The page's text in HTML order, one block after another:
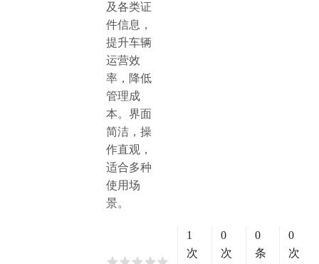
及各类证
件信息，
提升车辆
运营效
率，降低
管理成
本。界面
简洁，操
作直观，
适合多种
使用场
景。
1
次
0
次
0
条
0
次